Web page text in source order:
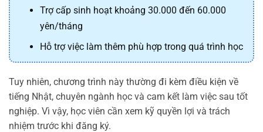
Trợ cấp sinh hoạt khoảng 30.000 đến 60.000
yên/tháng
Hỗ trợ việc làm thêm phù hợp trong quá trình học
Tuy nhiên, chương trình này thường đi kèm điều kiện về
tiếng Nhật, chuyên ngành học và cam kết làm việc sau tốt
nghiệp. Vì vậy, học viên cần xem kỹ quyền lợi và trách
nhiệm trước khi đăng ký.